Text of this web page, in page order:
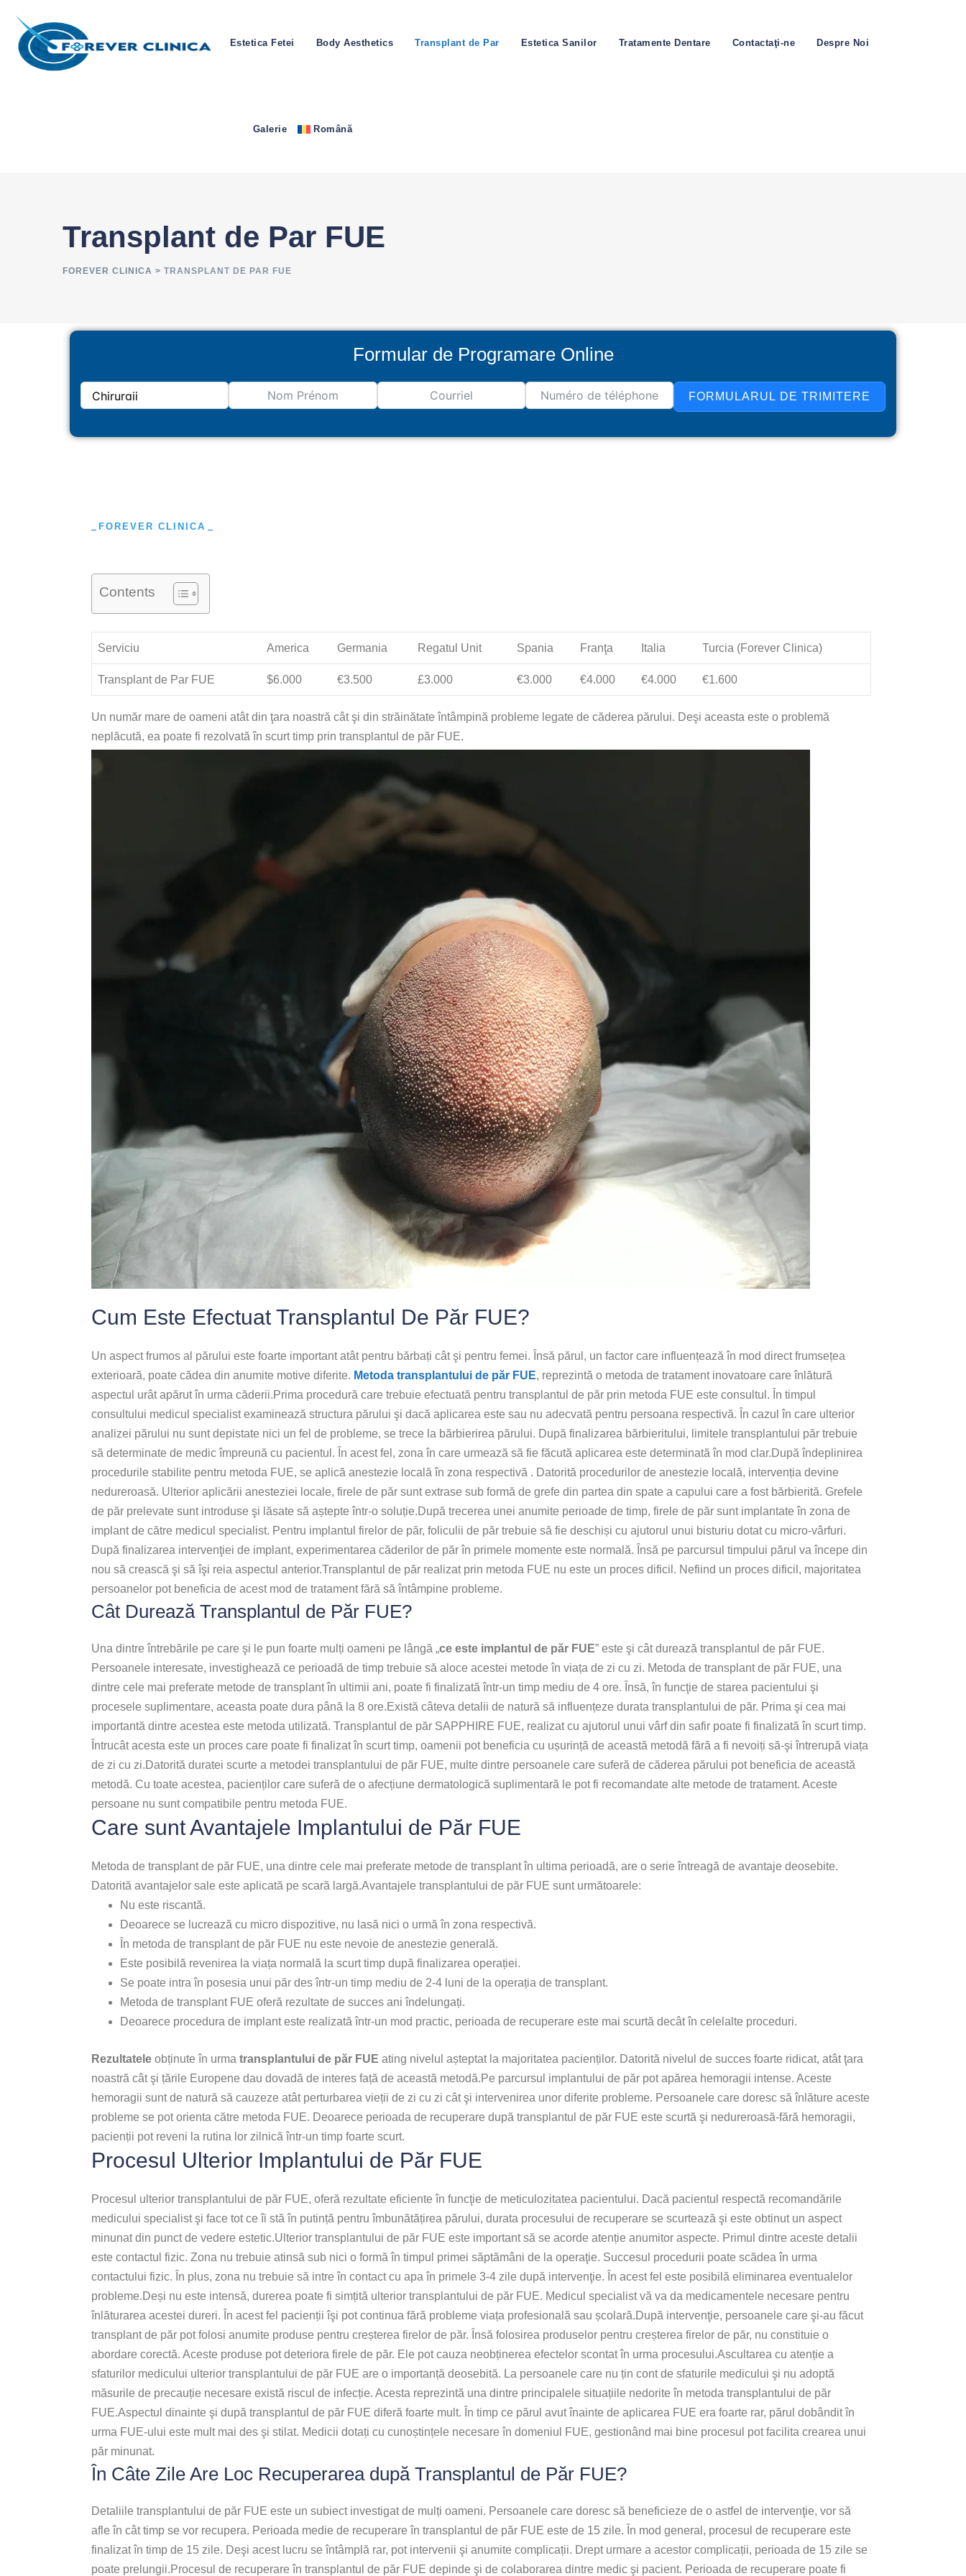
Estetica Fetei Body Aesthetics Transplant de Par Estetica Sanilor Tratamente Dentare Contactaţi-ne Despre Noi
Galerie Română
Transplant de Par FUE
FOREVER CLINICA > TRANSPLANT DE PAR FUE
Formular de Programare Online
FORMULARUL DE TRIMITERE
FOREVER CLINICA
Contents
Serviciu America Germania Regatul Unit Spania Franţa Italia Turcia (Forever Clinica)
Transplant de Par FUE $6.000 €3.500 £3.000 €3.000 €4.000 €4.000 €1.600
Un număr mare de oameni atât din ţara noastră cât şi din străinătate întâmpină probleme legate de căderea părului. Deşi aceasta este o problemă
neplăcută, ea poate fi rezolvată în scurt timp prin transplantul de păr FUE.
Cum Este Efectuat Transplantul De Păr FUE?
Un aspect frumos al părului este foarte important atât pentru bărbați cât şi pentru femei. Însă părul, un factor care influențează în mod direct frumsețea
exterioară, poate cădea din anumite motive diferite. Metoda transplantului de păr FUE, reprezintă o metoda de tratament inovatoare care înlătură
aspectul urât apărut în urma căderii.Prima procedură care trebuie efectuată pentru transplantul de păr prin metoda FUE este consultul. În timpul
consultului medicul specialist examinează structura părului şi dacă aplicarea este sau nu adecvată pentru persoana respectivă. În cazul în care ulterior
analizei părului nu sunt depistate nici un fel de probleme, se trece la bărbierirea părului. După finalizarea bărbieritului, limitele transplantului păr trebuie
să determinate de medic împreună cu pacientul. În acest fel, zona în care urmează să fie făcută aplicarea este determinată în mod clar.După îndeplinirea
procedurile stabilite pentru metoda FUE, se aplică anestezie locală în zona respectivă . Datorită procedurilor de anestezie locală, intervenția devine
nedureroasă. Ulterior aplicării anesteziei locale, firele de păr sunt extrase sub formă de grefe din partea din spate a capului care a fost bărbierită. Grefele
de păr prelevate sunt introduse şi lăsate să aștepte într-o soluție.După trecerea unei anumite perioade de timp, firele de păr sunt implantate în zona de
implant de către medicul specialist. Pentru implantul firelor de păr, foliculii de păr trebuie să fie deschiși cu ajutorul unui bisturiu dotat cu micro-vârfuri.
După finalizarea intervenţiei de implant, experimentarea căderilor de păr în primele momente este normală. Însă pe parcursul timpului părul va începe din
nou să crească şi să îşi reia aspectul anterior.Transplantul de păr realizat prin metoda FUE nu este un proces dificil. Nefiind un proces dificil, majoritatea
persoanelor pot beneficia de acest mod de tratament fără să întâmpine probleme.
Cât Durează Transplantul de Păr FUE?
Una dintre întrebările pe care şi le pun foarte mulți oameni pe lângă „ce este implantul de păr FUE” este şi cât durează transplantul de păr FUE.
Persoanele interesate, investighează ce perioadă de timp trebuie să aloce acestei metode în viața de zi cu zi. Metoda de transplant de păr FUE, una
dintre cele mai preferate metode de transplant în ultimii ani, poate fi finalizată într-un timp mediu de 4 ore. Însă, în funcţie de starea pacientului şi
procesele suplimentare, aceasta poate dura până la 8 ore.Există câteva detalii de natură să influențeze durata transplantului de păr. Prima şi cea mai
importantă dintre acestea este metoda utilizată. Transplantul de păr SAPPHIRE FUE, realizat cu ajutorul unui vârf din safir poate fi finalizată în scurt timp.
Întrucât acesta este un proces care poate fi finalizat în scurt timp, oamenii pot beneficia cu ușurință de această metodă fără a fi nevoiți să-şi întrerupă viața
de zi cu zi.Datorită duratei scurte a metodei transplantului de păr FUE, multe dintre persoanele care suferă de căderea părului pot beneficia de această
metodă. Cu toate acestea, pacienților care suferă de o afecțiune dermatologică suplimentară le pot fi recomandate alte metode de tratament. Aceste
persoane nu sunt compatibile pentru metoda FUE.
Care sunt Avantajele Implantului de Păr FUE
Metoda de transplant de păr FUE, una dintre cele mai preferate metode de transplant în ultima perioadă, are o serie întreagă de avantaje deosebite.
Datorită avantajelor sale este aplicată pe scară largă.Avantajele transplantului de păr FUE sunt următoarele:
Nu este riscantă.
Deoarece se lucrează cu micro dispozitive, nu lasă nici o urmă în zona respectivă.
În metoda de transplant de păr FUE nu este nevoie de anestezie generală.
Este posibilă revenirea la viața normală la scurt timp după finalizarea operației.
Se poate intra în posesia unui păr des într-un timp mediu de 2-4 luni de la operația de transplant.
Metoda de transplant FUE oferă rezultate de succes ani îndelungați.
Deoarece procedura de implant este realizată într-un mod practic, perioada de recuperare este mai scurtă decât în celelalte proceduri.
Rezultatele obținute în urma transplantului de păr FUE ating nivelul așteptat la majoritatea pacienților. Datorită nivelul de succes foarte ridicat, atât ţara
noastră cât şi țările Europene dau dovadă de interes față de această metodă.Pe parcursul implantului de păr pot apărea hemoragii intense. Aceste
hemoragii sunt de natură să cauzeze atât perturbarea vieții de zi cu zi cât şi intervenirea unor diferite probleme. Persoanele care doresc să înlăture aceste
probleme se pot orienta către metoda FUE. Deoarece perioada de recuperare după transplantul de păr FUE este scurtă şi nedureroasă-fără hemoragii,
pacienții pot reveni la rutina lor zilnică într-un timp foarte scurt.
Procesul Ulterior Implantului de Păr FUE
Procesul ulterior transplantului de păr FUE, oferă rezultate eficiente în funcţie de meticulozitatea pacientului. Dacă pacientul respectă recomandările
medicului specialist şi face tot ce îi stă în putință pentru îmbunătățirea părului, durata procesului de recuperare se scurtează şi este obtinut un aspect
minunat din punct de vedere estetic.Ulterior transplantului de păr FUE este important să se acorde atenție anumitor aspecte. Primul dintre aceste detalii
este contactul fizic. Zona nu trebuie atinsă sub nici o formă în timpul primei săptămâni de la operaţie. Succesul procedurii poate scădea în urma
contactului fizic. În plus, zona nu trebuie să intre în contact cu apa în primele 3-4 zile după intervenţie. În acest fel este posibilă eliminarea eventualelor
probleme.Deși nu este intensă, durerea poate fi simțită ulterior transplantului de păr FUE. Medicul specialist vă va da medicamentele necesare pentru
înlăturarea acestei dureri. În acest fel pacienții îşi pot continua fără probleme viața profesională sau școlară.După intervenţie, persoanele care şi-au făcut
transplant de păr pot folosi anumite produse pentru creșterea firelor de păr. Însă folosirea produselor pentru creșterea firelor de păr, nu constituie o
abordare corectă. Aceste produse pot deteriora firele de păr. Ele pot cauza neobținerea efectelor scontat în urma procesului.Ascultarea cu atenție a
sfaturilor medicului ulterior transplantului de păr FUE are o importanță deosebită. La persoanele care nu țin cont de sfaturile medicului şi nu adoptă
măsurile de precauție necesare există riscul de infecție. Acesta reprezintă una dintre principalele situațiile nedorite în metoda transplantului de păr
FUE.Aspectul dinainte şi după transplantul de păr FUE diferă foarte mult. În timp ce părul avut înainte de aplicarea FUE era foarte rar, părul dobândit în
urma FUE-ului este mult mai des şi stilat. Medicii dotați cu cunoștințele necesare în domeniul FUE, gestionând mai bine procesul pot facilita crearea unui
păr minunat.
În Câte Zile Are Loc Recuperarea după Transplantul de Păr FUE?
Detaliile transplantului de păr FUE este un subiect investigat de mulți oameni. Persoanele care doresc să beneficieze de o astfel de intervenţie, vor să
afle în cât timp se vor recupera. Perioada medie de recuperare în transplantul de păr FUE este de 15 zile. În mod general, procesul de recuperare este
finalizat în timp de 15 zile. Deşi acest lucru se întâmplă rar, pot intervenii şi anumite complicații. Drept urmare a acestor complicații, perioada de 15 zile se
poate prelungii.Procesul de recuperare în transplantul de păr FUE depinde şi de colaborarea dintre medic şi pacient. Perioada de recuperare poate fi